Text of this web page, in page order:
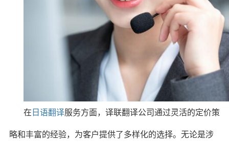
在 日语翻译服务方面，译联翻译公司通过灵活的定价策
略和丰富的经验，为客户提供了多样化的选择。无论是涉